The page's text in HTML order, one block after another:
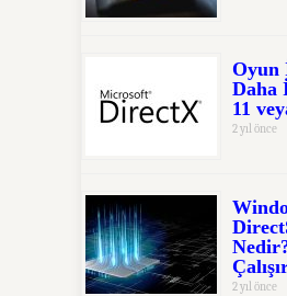
Oyun
Daha
11
2 yıl önce
2 yıl önce